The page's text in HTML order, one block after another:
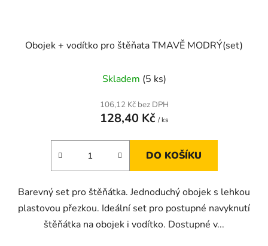
Obojek + vodítko pro štěňata TMAVĚ MODRÝ(set)
Skladem (5 ks)
106,12 Kč bez DPH
128,40 Kč / ks
DO KOŠÍKU
Barevný set pro štěňátka. Jednoduchý obojek s lehkou
plastovou přezkou. Ideální set pro postupné navyknutí
štěňátka na obojek i vodítko. Dostupné v...